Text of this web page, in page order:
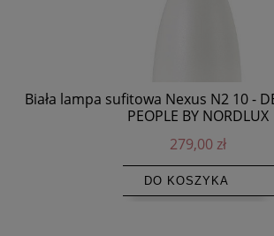
Biała lampa sufitowa Nexus N2 10 -
PEOPLE BY NORDLUX
279,00 zł
DO KOSZYKA